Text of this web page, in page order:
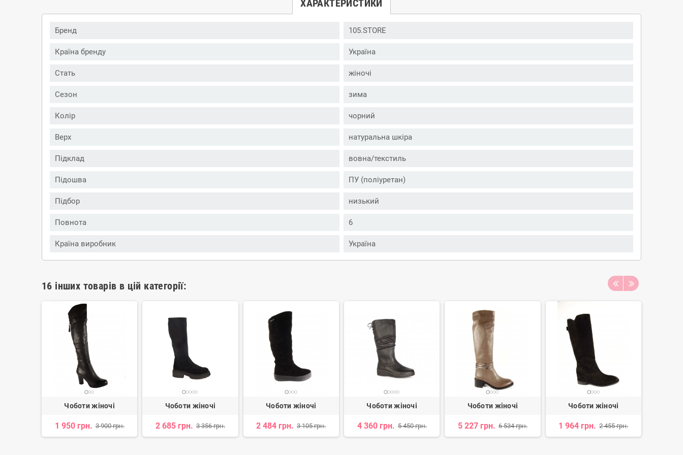
ХАРАКТЕРИСТИКИ
Бренд 105.STORE
Країна бренду Україна
Стать жіночі
Сезон зима
Колір чорний
Верх натуральна шкіра
Підклад вовна/текстиль
Підошва ПУ (поліуретан)
Підбор низький
Повнота 6
Країна виробник Україна
16 інших товарів в цій категорії:
Чоботи жіночі
1 950 грн. 3 900 грн.
Чоботи жіночі
2 685 грн. 3 356 грн.
Чоботи жіночі
2 484 грн. 3 105 грн.
Чоботи жіночі
4 360 грн. 5 450 грн.
Чоботи жіночі
5 227 грн. 6 534 грн.
Чоботи жіночі
1 964 грн. 2 455 грн.